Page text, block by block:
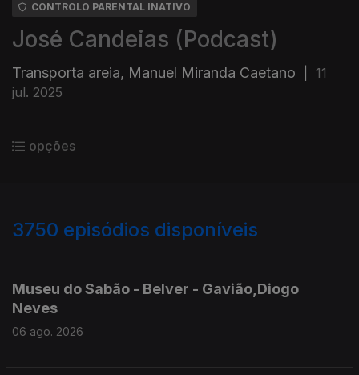
CONTROLO PARENTAL INATIVO
José Candeias (Podcast)
Transporta areia, Manuel Miranda Caetano
11
jul. 2025
opções
3750 episódios disponíveis
Museu do Sabão - Belver - Gavião,Diogo
Neves
06 ago. 2026